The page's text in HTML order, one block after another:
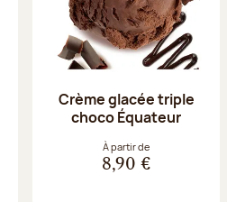
Crème glacée triple
choco Équateur
À partir de
8,90 €